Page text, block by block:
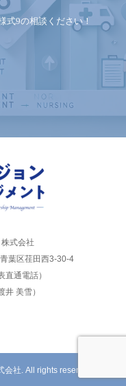
式9の相談ください！
式会社
葉区荏田西3-30-4
通電話）
美雪）
社. All rights reserved.